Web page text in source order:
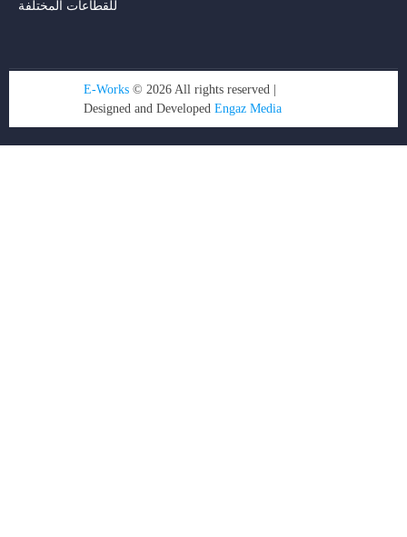
للقطاعات المختلفة
E-Works © 2026 All rights reserved |
Designed and Developed Engaz Media